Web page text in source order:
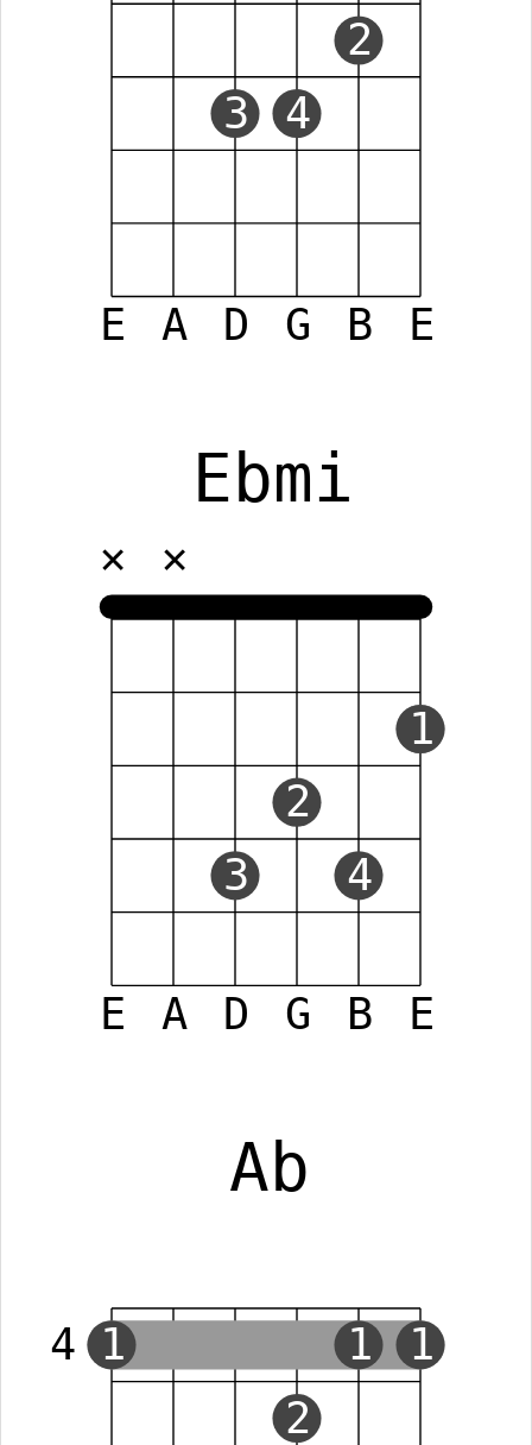
E A D G B E
3 4
2
Ebmi
E A D G B E
✕ ✕
3
2
4
1
Ab
4 1
2
1 1